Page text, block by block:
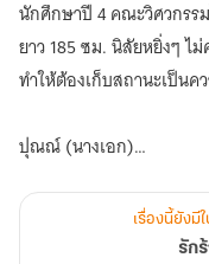
นักศึกษาปี 4 คณะวิศวกร
ยาว 185 ซม. นิสัยหยิ่งๆ ไ
ทำให้ต้องเก็บสถานะเป็นค
ปุณณ์ (นางเอก)
หุ่นบอบบาง สูง 169 ซม. นิ
แต่กลัวที่บ้านผิดหวังในตัว
เรื่องนี้ยังมี
รัก